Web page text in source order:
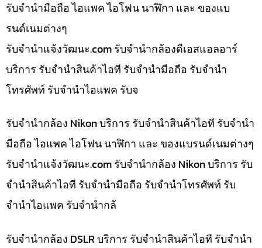
รับจำนำมือถือ ไอแพค ไอโฟน นาฬิกา และ ของแบ
รนด์เนมต่างๆ
รับจํานําแจ้งวัฒนะ.com รับจำนำกล้องดีเอสแอลอาร์
บริการ รับจำนำสินค้าไอที รับจำนำมือถือ รับจำนำ
โทรศัพท์ รับจำนำไอแพค รับจ
รับจำนำกล้อง Nikon บริการ รับจำนำสินค้าไอที รับจำนำ
มือถือ ไอแพค ไอโฟน นาฬิกา และ ของแบรนด์เนมต่างๆ
รับจํานําแจ้งวัฒนะ.com รับจำนำกล้อง Nikon บริการ รับ
จำนำสินค้าไอที รับจำนำมือถือ รับจำนำโทรศัพท์ รับ
จำนำไอแพค รับจำนำกล้
รับจำนำกล้อง DSLR บริการ รับจำนำสินค้าไอที รับจำนำ